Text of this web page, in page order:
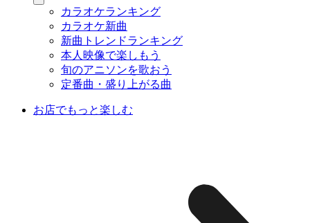
カラオケランキング
カラオケ新曲
新曲トレンドランキング
本人映像で楽しもう
旬のアニソンを歌おう
定番曲・盛り上がる曲
お店でもっと楽しむ